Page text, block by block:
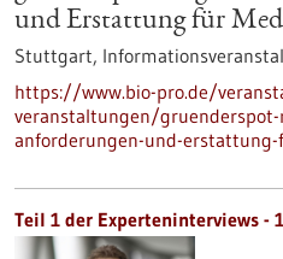
und Erstattung für
Stuttgart,
https://www.bio-pro.de/
veranstaltungen/
anforderungen-und-
Teil 1 der Experteninterviews -